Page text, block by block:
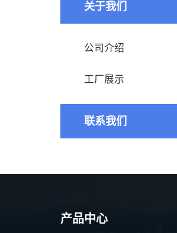
关于我们
公司介绍
工厂展示
联系我们
产品中心